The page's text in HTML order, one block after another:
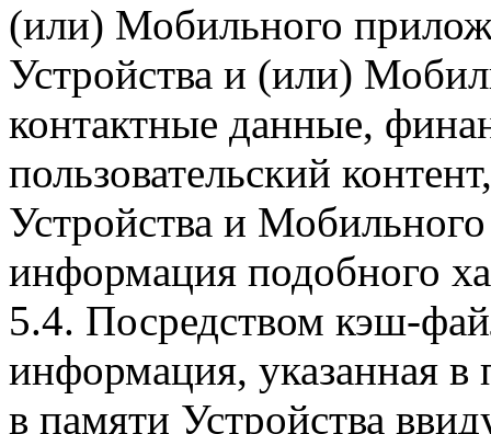
(или) Мобильного
Устройства и (или)
контактные данные,
пользовательский
Устройства и
информация подобного
5.4. Посредством кэш-
информация, указанная в
в памяти Устройства